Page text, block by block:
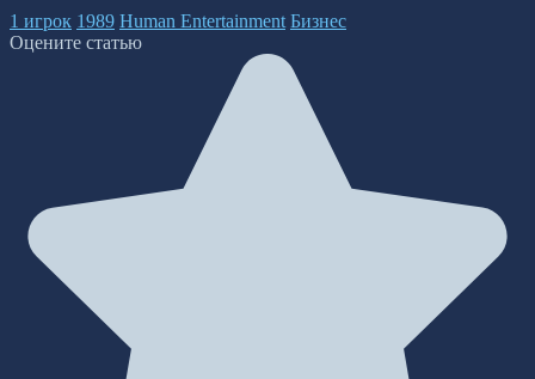
1 игрок 1989 Human Entertainment Бизнес
Оцените статью